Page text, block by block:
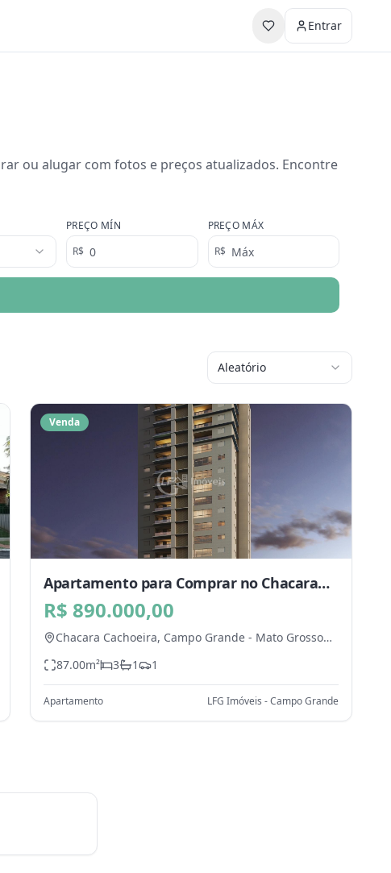
Entrar
ou alugar com fotos e preços atualizados. Encontre
PREÇO MÍN
R$
PREÇO MÁX
R$
Aleatório
Venda
Apartamento para Comprar no Chacara
Cachoeira, Campo Grande - MS
R$ 890.000,00
Chacara Cachoeira, Campo Grande- Mato Grosso
87.00m² 3 1 1
Apartamento LFG Imóveis - Campo Grande